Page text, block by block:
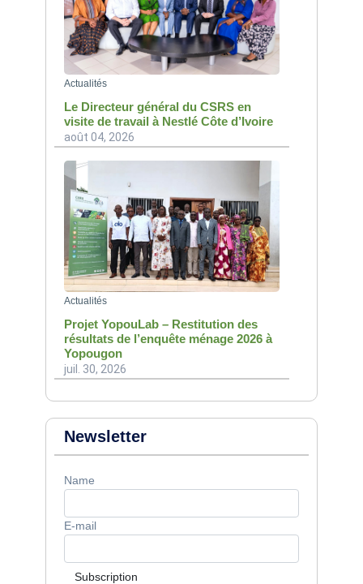
Actualités
Le Directeur général du CSRS en
visite de travail à Nestlé Côte d’Ivoire
août 04, 2026
Actualités
Projet YopouLab – Restitution des
résultats de l’enquête ménage 2026 à
Yopougon
juil. 30, 2026
Newsletter
Name
E-mail
Subscription